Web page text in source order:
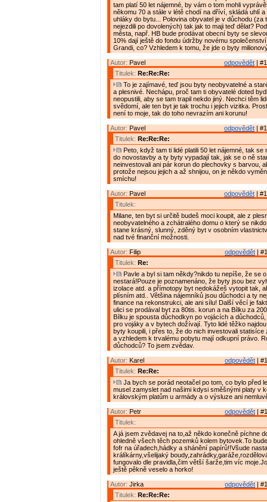
tam platí 50 let nájemné, by vám o tom mohli
někomu 70 a stále v létě chodí na dříví, skládá uhlí a
uhláky do bytu... Polovina obyvatel je v důchodu (za
nejezdili po dovolených) tak jak to maji teď dělat?
města, např. HB bude prodávat obecní byty se
10% dají ještě do fondu údržby novému
Grandi, co? Vzhledem k tomu, že jde o byty
odpovědět |
Autor: Pavel
Titulek: Re:Re:Re:
To je zajímavé, teď jsou byty neobyvatelné a
a plesnivé. Nechápu, proč tam ti obyvatelé doted
neopustili, aby se tam trapil nekdo jiný. Nechci těm
svědomí, ale ten byt je tak trochu i jejich vizitka.
není to moje, tak do toho nevrazím ani korunu!
odpovědět |
Autor: Pavel
Titulek: Re:Re:Re:
Peto, když tam ti lidé platili 50 let nájemné, tak se
do novostavby a ty byty vypadají tak, jak se o ně
neinvestovali ani pár korun do plechovky s barvou,
protože nejsou jejich a až shnijou, on je někdo
smíchu!
odpovědět |
Autor: Pavel
Titulek:
Milane, ten byt si určitě budeš moci koupit, ale z
neobyvatelného a zchátralého domu o který se
stane krásný, slunný, zděný byt v osobním
nad tvé finanční možnosti.
odpovědět |
Autor: Filip
Titulek: Re:
Pavle a byl si tam někdy?nikdo tu nepíše, že se
nestará!Pouze je poznamenáno, že byty jsou bez
izolace atd. a přímotopy byt nedokážeš vytopit tak,
plísním atd.. Většina nájemníků jsou důchodci a ty
finance na rekonstrukci, ale ani sílu! Další věcí je
ulici se prodával byt za 80tis. korun a na Bílku za
Bílku je spousta důchodkyn po vojácích a
pro vojáky a v bytech dožívají. Tyto lidé těžko
byty koupili, i přes to, že do nich investovali statisíce
a vzhledem k trvalému pobytu mají odkupní právo.
důchodců? To jsem zvědav.
odpovědět |
Autor: Karel
Titulek: Re:Re:
Ja bych se porád neotačel po tom, co bylo před
musel zamyslet nad našimi kdysi směšnými platy v
královským platům u armády a o výsluze ani
odpovědět |
Autor: Petr
Titulek:
A já jsem zvědavej na to,až někdo konečně píchne
ohledně všech těch pozemků kolem bytovek.To
fofr na úřadech,hádky a shánění papírů!!Všude
králíkárny,všelijaký
fungovalo dle pravidla,čim větší šarže,tim víc
ještě pěkně veselo a horko!
odpovědět |
Autor: Jirka
Titulek: Re:Re:Re: